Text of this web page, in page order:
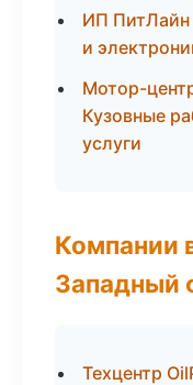
ИП ПитЛайн
и
Мотор-
Кузовные
услуги
Компании
Западный
Техцентр